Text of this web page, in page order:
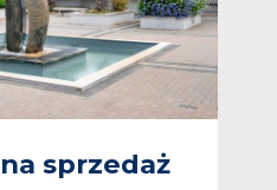
sprzedaż